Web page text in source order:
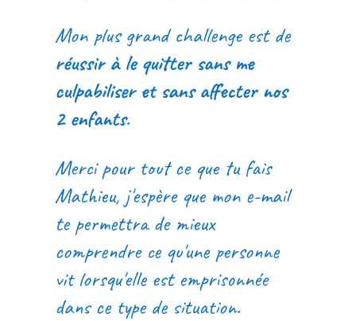
Mon plus grand challenge est de
réussir à le quitter sans me
culpabiliser et sans affecter nos
2 enfants.
Merci pour tout ce que tu fais
Mathieu, j'espère que mon e-mail
te permettra de mieux
comprendre ce qu'une personne
vit lorsqu'elle est emprisonnée
dans ce type de situation.